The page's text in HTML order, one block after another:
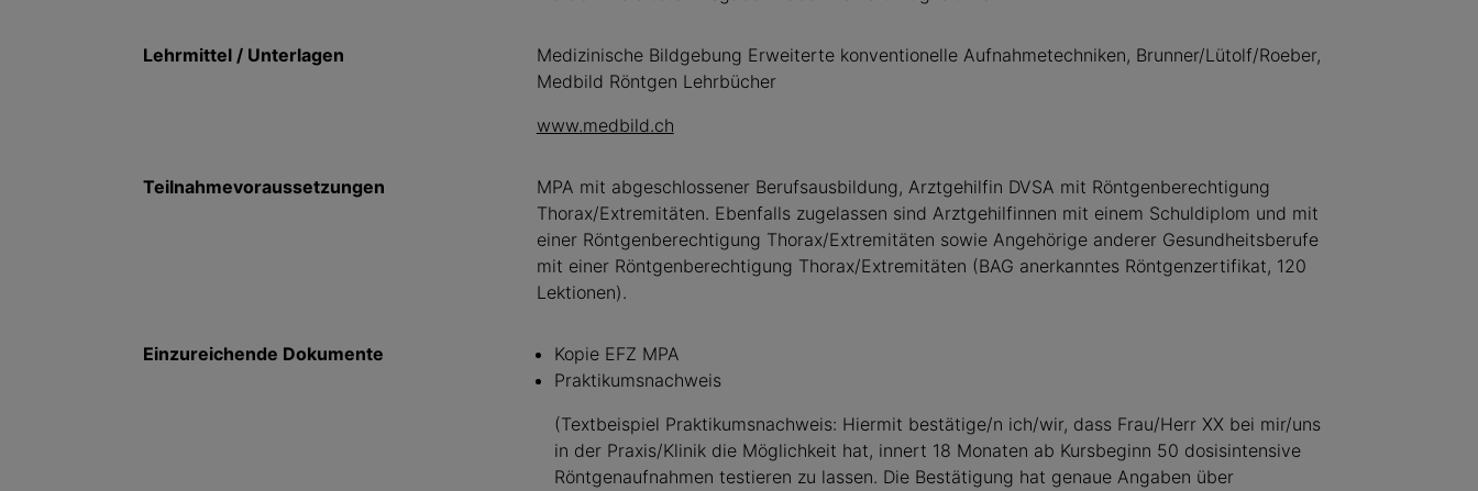
Lehrmittel / Unterlagen
Medizinische Bildgebung Erweiterte konventionelle Aufnahmetechniken, Brunner/Lütolf/Roeber,
Medbild Röntgen Lehrbücher
www.medbild.ch
Teilnahmevoraussetzungen
MPA mit abgeschlossener Berufsausbildung, Arztgehilfin DVSA mit Röntgenberechtigung
Thorax/Extremitäten. Ebenfalls zugelassen sind Arztgehilfinnen mit einem Schuldiplom und mit
einer Röntgenberechtigung Thorax/Extremitäten sowie Angehörige anderer Gesundheitsberufe
mit einer Röntgenberechtigung Thorax/Extremitäten (BAG anerkanntes Röntgenzertifikat, 120
Lektionen).
Einzureichende Dokumente
Kopie EFZ MPA
Praktikumsnachweis
(Textbeispiel Praktikumsnachweis: Hiermit bestätige/n ich/wir, dass Frau/Herr XX bei mir/uns
in der Praxis/Klinik die Möglichkeit hat, innert 18 Monaten ab Kursbeginn 50 dosisintensive
Röntgenaufnahmen testieren zu lassen. Die Bestätigung hat genaue Angaben über